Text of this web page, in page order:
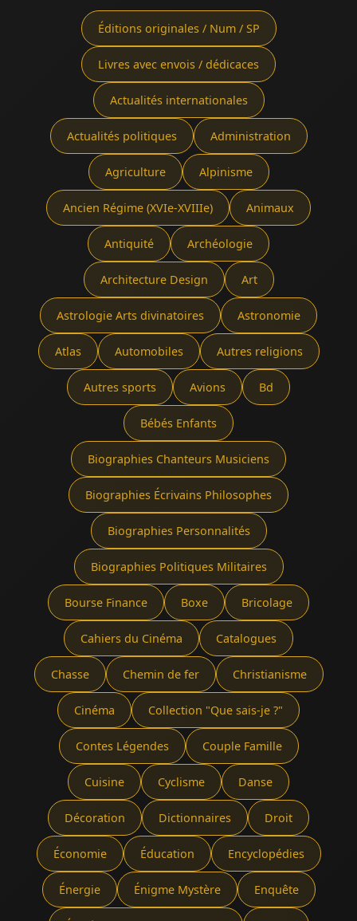
Éditions originales / Num / SP
Livres avec envois / dédicaces
Actualités internationales
Actualités politiques Administration
Agriculture Alpinisme
Ancien Régime (XVIe-XVIIIe) Animaux
Antiquité Archéologie
Architecture Design Art
Astrologie Arts divinatoires Astronomie
Atlas Automobiles Autres religions
Autres sports Avions Bd
Bébés Enfants
Biographies Chanteurs Musiciens
Biographies Écrivains Philosophes
Biographies Personnalités
Biographies Politiques Militaires
Bourse Finance Boxe Bricolage
Cahiers du Cinéma Catalogues
Chasse Chemin de fer Christianisme
Cinéma Collection "Que sais-je ?"
Contes Légendes Couple Famille
Cuisine Cyclisme Danse
Décoration Dictionnaires Droit
Économie Éducation Encyclopédies
Énergie Énigme Mystère Enquête